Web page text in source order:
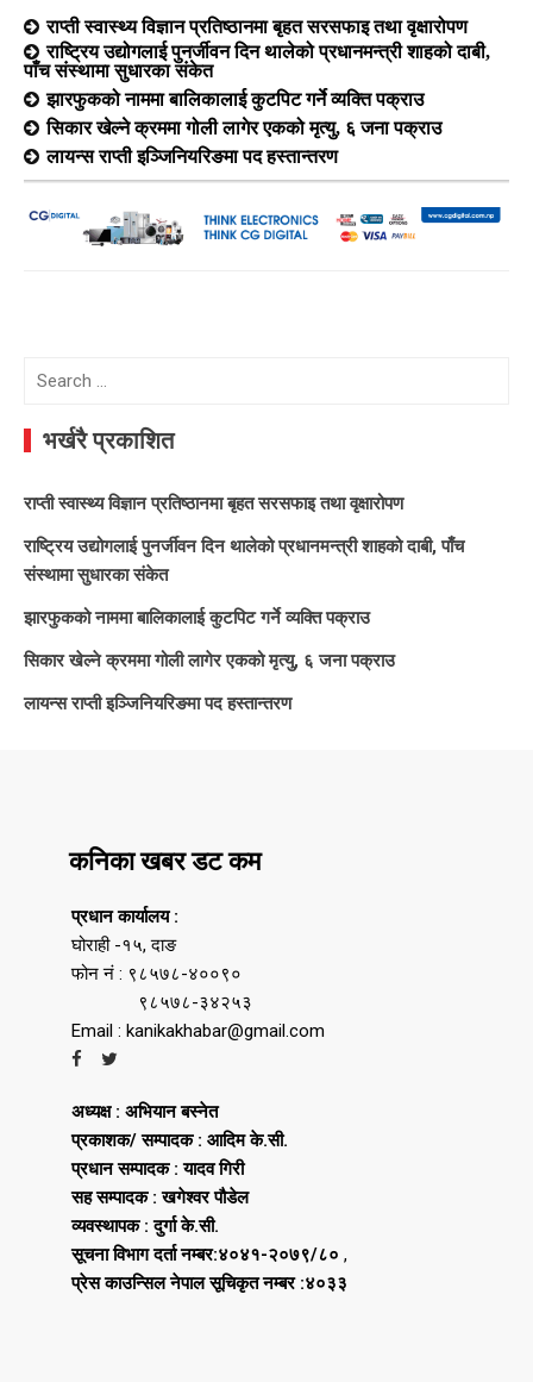
राप्ती स्वास्थ्य विज्ञान प्रतिष्ठानमा बृहत सरसफाइ तथा वृक्षारोपण
राष्ट्रिय उद्योगलाई पुनर्जीवन दिन थालेको प्रधानमन्त्री शाहको दाबी,
पाँच संस्थामा सुधारका संकेत
झारफुकको नाममा बालिकालाई कुटपिट गर्ने व्यक्ति पक्राउ
सिकार खेल्ने क्रममा गोली लागेर एकको मृत्यु, ६ जना पक्राउ
लायन्स राप्ती इञ्जिनियरिङमा पद हस्तान्तरण
Search
भर्खरै प्रकाशित
राप्ती स्वास्थ्य विज्ञान प्रतिष्ठानमा बृहत सरसफाइ तथा वृक्षारोपण
राष्ट्रिय उद्योगलाई पुनर्जीवन दिन थालेको प्रधानमन्त्री शाहको दाबी, पाँच
संस्थामा सुधारका संकेत
झारफुकको नाममा बालिकालाई कुटपिट गर्ने व्यक्ति पक्राउ
सिकार खेल्ने क्रममा गोली लागेर एकको मृत्यु, ६ जना पक्राउ
लायन्स राप्ती इञ्जिनियरिङमा पद हस्तान्तरण
कनिका खबर डट कम
प्रधान कार्यालय :
घोराही -१५, दाङ
फोन नं : ९८५७८-४००९०
९८५७८-३४२५३
Email : kanikakhabar@gmail.com
अध्यक्ष : अभियान बस्नेत
प्रकाशक/ सम्पादक : आदिम के.सी.
प्रधान सम्पादक : यादव गिरी
सह सम्पादक : खगेश्वर पौडेल
व्यवस्थापक : दुर्गा के.सी.
सूचना विभाग दर्ता नम्बर:४०४१-२०७९/८० ,
प्रेस काउन्सिल नेपाल सूचिकृत नम्बर :४०३३